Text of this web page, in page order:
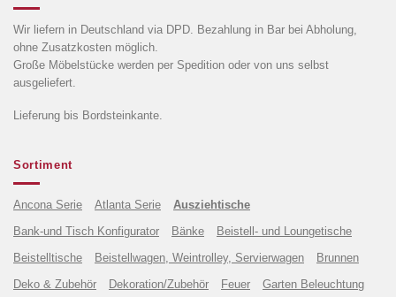
Wir liefern in Deutschland via DPD. Bezahlung in Bar bei Abholung,
ohne Zusatzkosten möglich.
Große Möbelstücke werden per Spedition oder von uns selbst
ausgeliefert.
Lieferung bis Bordsteinkante.
Sortiment
Ancona Serie Atlanta Serie
Ausziehtische
Bank-und Tisch Konfigurator
Bänke
Beistell- und Loungetische
Beistelltische
Beistellwagen, Weintrolley, Servierwagen
Brunnen
Deko & Zubehör
Dekoration/Zubehör Feuer Garten Beleuchtung